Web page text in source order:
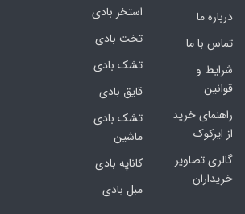
درباره ما
تماس با ما
شرایط و
قوانین
راهنمای خرید
از ایرکوک
گالری تصاویر
خریداران
استخر بادی
تخت بادی
تشک بادی
قایق بادی
تشک بادی
ماشین
کاناپه بادی
مبل بادی